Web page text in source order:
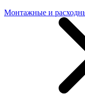
Монтажные и